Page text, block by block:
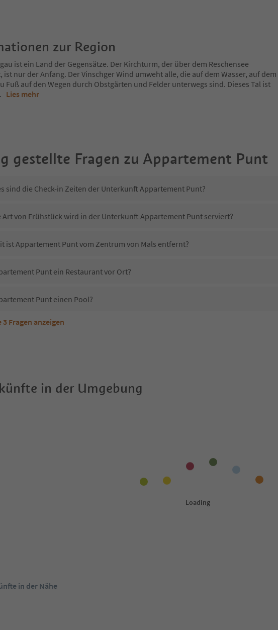
zur Region
ist ein Land der Gegensätze. Der Kirchturm, der über dem Reschensee
ist nur der Anfang. Der Vinschger Wind umweht alle, die auf dem Wasser, auf dem
Fuß auf den Wegen durch Obstgärten und Felder unterwegs sind. Dieses Tal ist
Lies mehr
gestellte Fragen zu Appartement Punt
sind die Check-in Zeiten der Unterkunft Appartement Punt?
Art von Frühstück wird in der Unterkunft Appartement Punt serviert?
ist Appartement Punt vom Zentrum von Mals entfernt?
Punt ein Restaurant vor Ort?
Punt einen Pool?
in der Unterkunft Appartement Punt erlaubt?
Services bietet Appartement Punt?
3 Fragen anzeigen
in der Umgebung
in der Nähe